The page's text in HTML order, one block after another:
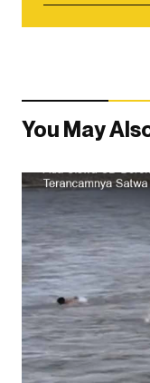
You May